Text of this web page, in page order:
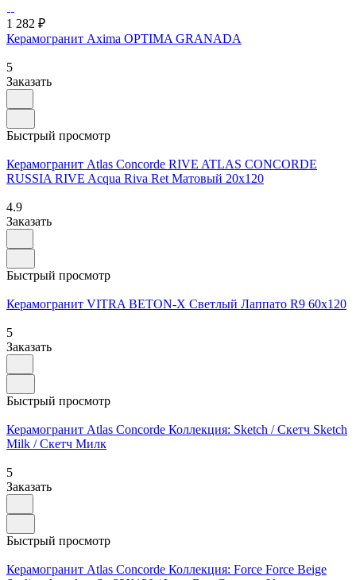
1 282 ₽
Керамогранит Axima OPTIMA GRANADA
5
Заказать
Быстрый просмотр
Керамогранит Atlas Concorde RIVE ATLAS CONCORDE
RUSSIA RIVE Acqua Riva Ret Матовый 20x120
4.9
Заказать
Быстрый просмотр
Керамогранит VITRA BETON-X Cветлый Лаппато R9 60x120
5
Заказать
Быстрый просмотр
Керамогранит Atlas Concorde Коллекция: Sketch / Скетч Sketch
Milk / Скетч Милк
5
Заказать
Быстрый просмотр
Керамогранит Atlas Concorde Коллекция: Force Force Beige